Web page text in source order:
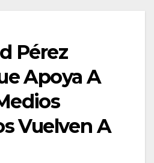
Pérez
Apoya A
Vuelven A